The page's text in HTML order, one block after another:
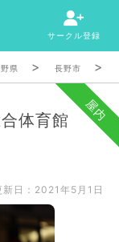
サークル登録
県 長野市
屋内
体育館
新日：2021年5月1日